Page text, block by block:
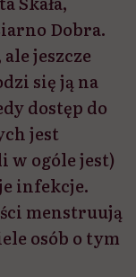
Dobra.
jeszcze
się ją na
dostęp do
jest
w ogóle jest)
infekcje.
menstruują
osób o tym